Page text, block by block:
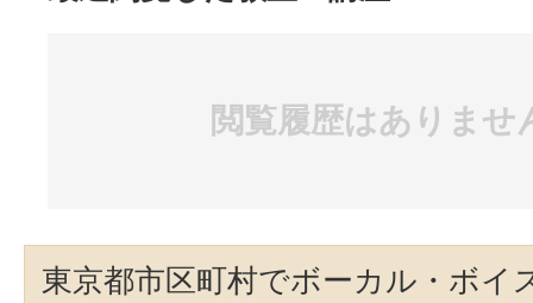
閲覧履歴はありませ
東京都市区町村でボーカル・ボイ